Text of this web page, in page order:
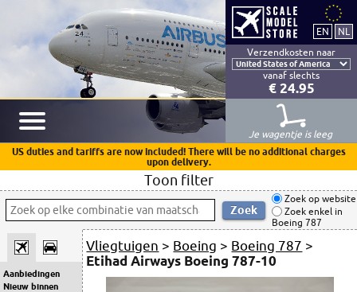
Verzendkosten naar
vanaf slechts
€ 24.95
Je wagentje is leeg
US duties and tariffs are now included! There will be no additional charges
upon delivery.
Toon filter
Zoek op website
Zoek enkel in
Boeing 787
Aanbiedingen
Nieuw binnen
Vliegtuigen > Boeing > Boeing 787 >
Etihad Airways Boeing 787-10